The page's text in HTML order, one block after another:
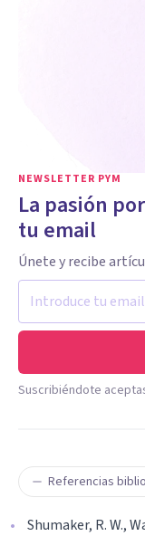
NEWSLETTER PYM
La pasión
tu email
Únete y recibe
Suscribiéndote
Referencias
Shumaker, R. W.,